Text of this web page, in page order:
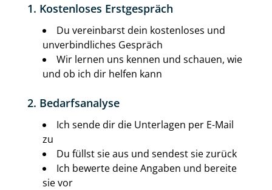
1. Kostenloses Erstgespräch
Du vereinbarst dein kostenloses und
unverbindliches Gespräch
Wir lernen uns kennen und schauen, wie
und ob ich dir helfen kann
2. Bedarfsanalyse
Ich sende dir die Unterlagen per E-Mail
zu
Du füllst sie aus und sendest sie zurück
Ich bewerte deine Angaben und bereite
sie vor